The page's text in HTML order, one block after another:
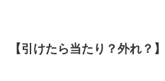
【引けたら当たり？外れ？】